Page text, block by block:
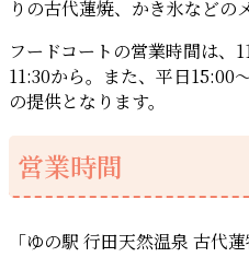
りの古代蓮焼、かき氷などの
フードコートの営業時間は、
11:30から。また、平日15:00
の提供となります。
営業時間
「ゆの駅 行田天然温泉 古代